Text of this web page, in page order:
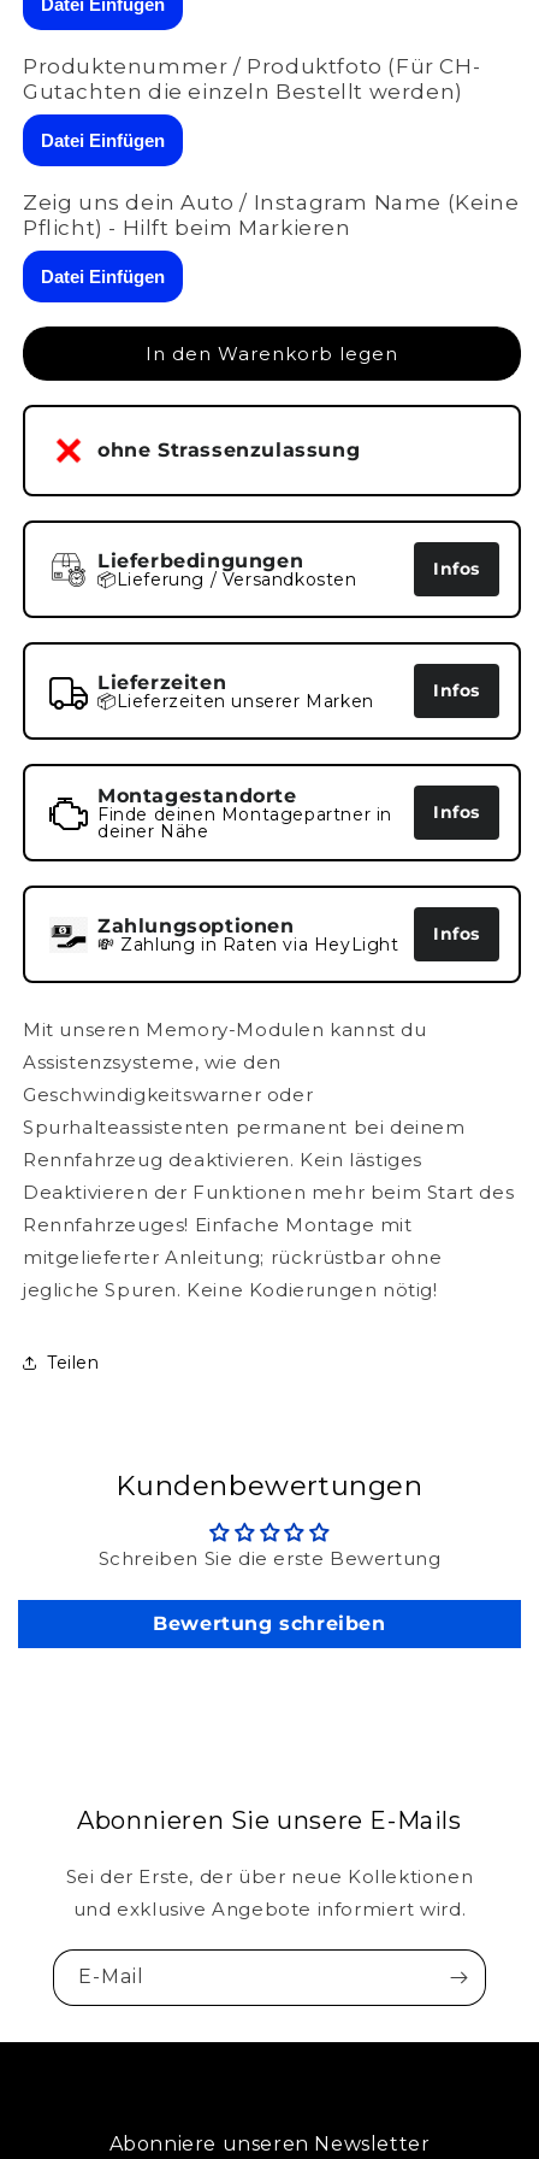
Memorymodul
für
Audi
4MA-
028-
029
Memorymodul
für
Audi
Q8
4MA-
028-
029
Datei Einfügen
Produktenummer / Produktfoto (Für CH-
Gutachten die einzeln Bestellt werden)
Datei Einfügen
Zeig uns dein Auto / Instagram Name (Keine
Pflicht) - Hilft beim Markieren
Datei Einfügen
In den Warenkorb legen
ohne Strassenzulassung
Lieferbedingungen
📦Lieferung / Versandkosten Infos
Lieferzeiten
📦Lieferzeiten unserer Marken Infos
Montagestandorte
Finde deinen Montagepartner in
deiner Nähe
Infos
Zahlungsoptionen
💸 Zahlung in Raten via HeyLight Infos
Mit unseren Memory-Modulen kannst du
Assistenzsysteme, wie den
Geschwindigkeitswarner oder
Spurhalteassistenten permanent bei deinem
Rennfahrzeug deaktivieren. Kein lästiges
Deaktivieren der Funktionen mehr beim Start des
Rennfahrzeuges! Einfache Montage mit
mitgelieferter Anleitung; rückrüstbar ohne
jegliche Spuren. Keine Kodierungen nötig!
Teilen
Kundenbewertungen
Schreiben Sie die erste Bewertung
Bewertung schreiben
Abonnieren Sie unsere E-Mails
Sei der Erste, der über neue Kollektionen
und exklusive Angebote informiert wird.
E-Mail
Abonniere unseren Newsletter